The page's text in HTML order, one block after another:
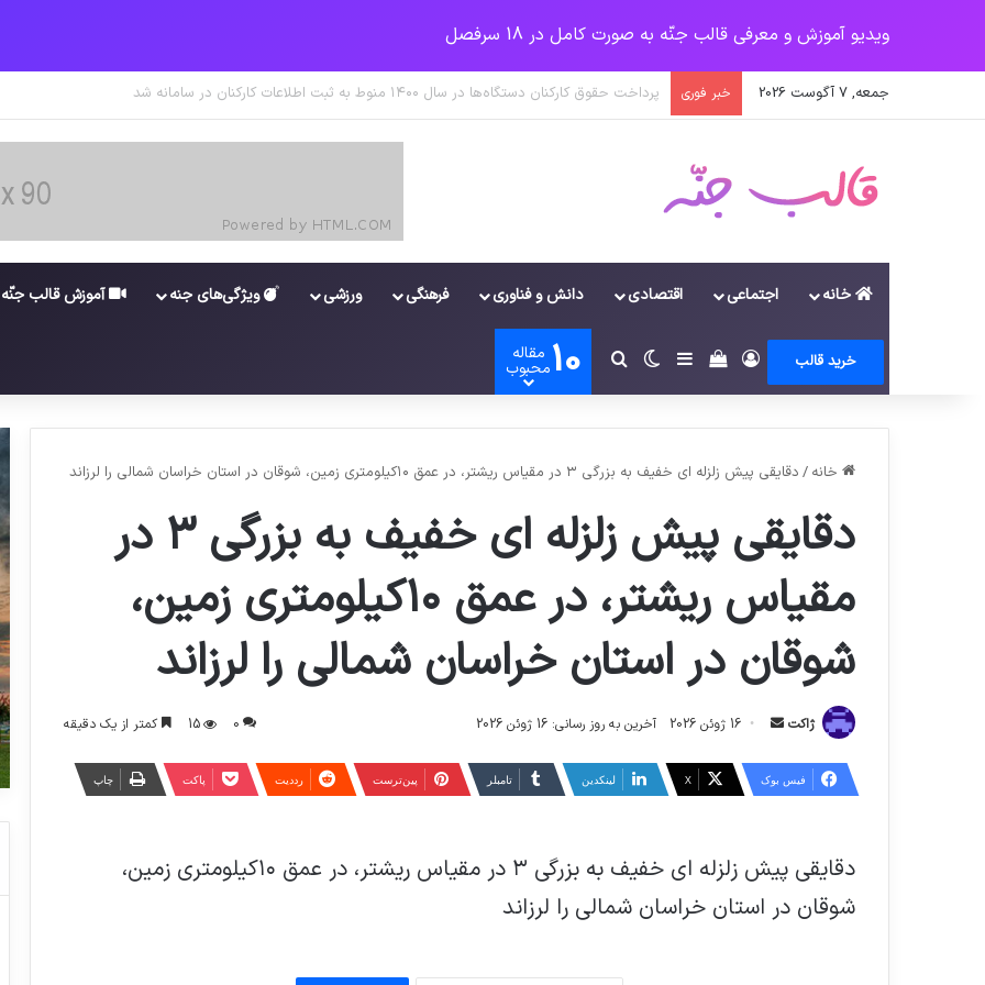
ویدیو آموزش و معرفی قالب جنّه به صورت کامل در 18 سرفصل
جمعه, 7 آگوست 2026 خبر فوری جهش آمریکایی کرونا و چالشی جدید برای واکسن/ آغاز توزیع واکسن از سوی اتحادیه کوواکس
خانه اجتماعی اقتصادی دانش و فناوری فرهنگی ورزشی ویژگی‌های جنه آموزش قالب جنّه
خرید قالب وروددیدن سبد خرید
سایدبارتغییر پوسته
جستجو برای
10 مقاله
محبوب
خانه / دقایقی پیش زلزله ای خفیف به بزرگی ۳ در مقیاس ریشتر، در عمق ۱۰کیلومتری زمین، شوقان در استان خراسان شمالی را لرزاند
دقایقی پیش زلزله ای خفیف به بزرگی ۳ در
مقیاس ریشتر، در عمق ۱۰کیلومتری زمین،
شوقان در استان خراسان شمالی را لرزاند
ژاکت
ارسال 16 ژوئن 2026 آخرین به روز رسانی: 16 ژوئن 2026 0
15 کمتر از یک دقیقه
فیس بوک X لینکدین ‫تامبلر ‫پین‌ترست ‫رددیت پاکت چاپ
دقایقی پیش زلزله ای خفیف به بزرگی ۳ در مقیاس ریشتر، در عمق ۱۰کیلومتری زمین،
شوقان در استان خراسان شمالی را لرزاند
مراسم بیست‌ونهمین سالگرد ارتحال بنیانگذار